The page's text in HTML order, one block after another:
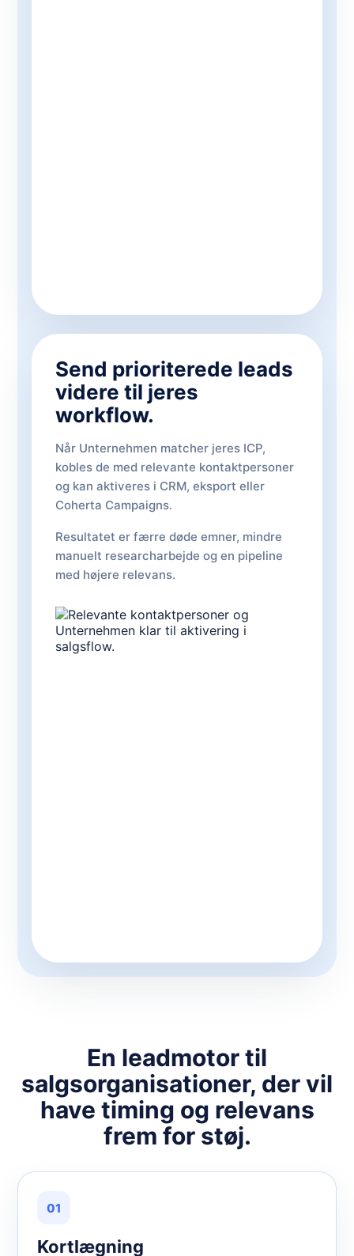
Send prioriterede leads
videre til jeres
workflow.
Når Unternehmen matcher jeres ICP,
kobles de med relevante kontaktpersoner
og kan aktiveres i CRM, eksport eller
Coherta Campaigns.
Resultatet er færre døde emner, mindre
manuelt researcharbejde og en pipeline
med højere relevans.
En leadmotor til
salgsorganisationer, der vil
have timing og relevans
frem for støj.
01
Kortlægning